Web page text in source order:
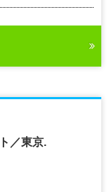
／東京.